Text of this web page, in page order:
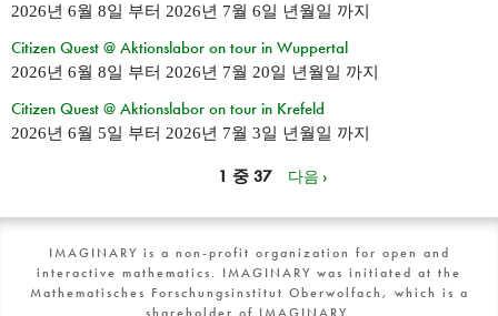
2026년 6월 8일 부터 2026년 7월 6일 년월일 까지
Citizen Quest @ Aktionslabor on tour in Wuppertal
2026년 6월 8일 부터 2026년 7월 20일 년월일 까지
Citizen Quest @ Aktionslabor on tour in Krefeld
2026년 6월 5일 부터 2026년 7월 3일 년월일 까지
1 중 37 다음 ›
IMAGINARY is a non-profit organization for open and
interactive mathematics. IMAGINARY was initiated at the
Mathematisches Forschungsinstitut Oberwolfach, which is a
shareholder of IMAGINARY.